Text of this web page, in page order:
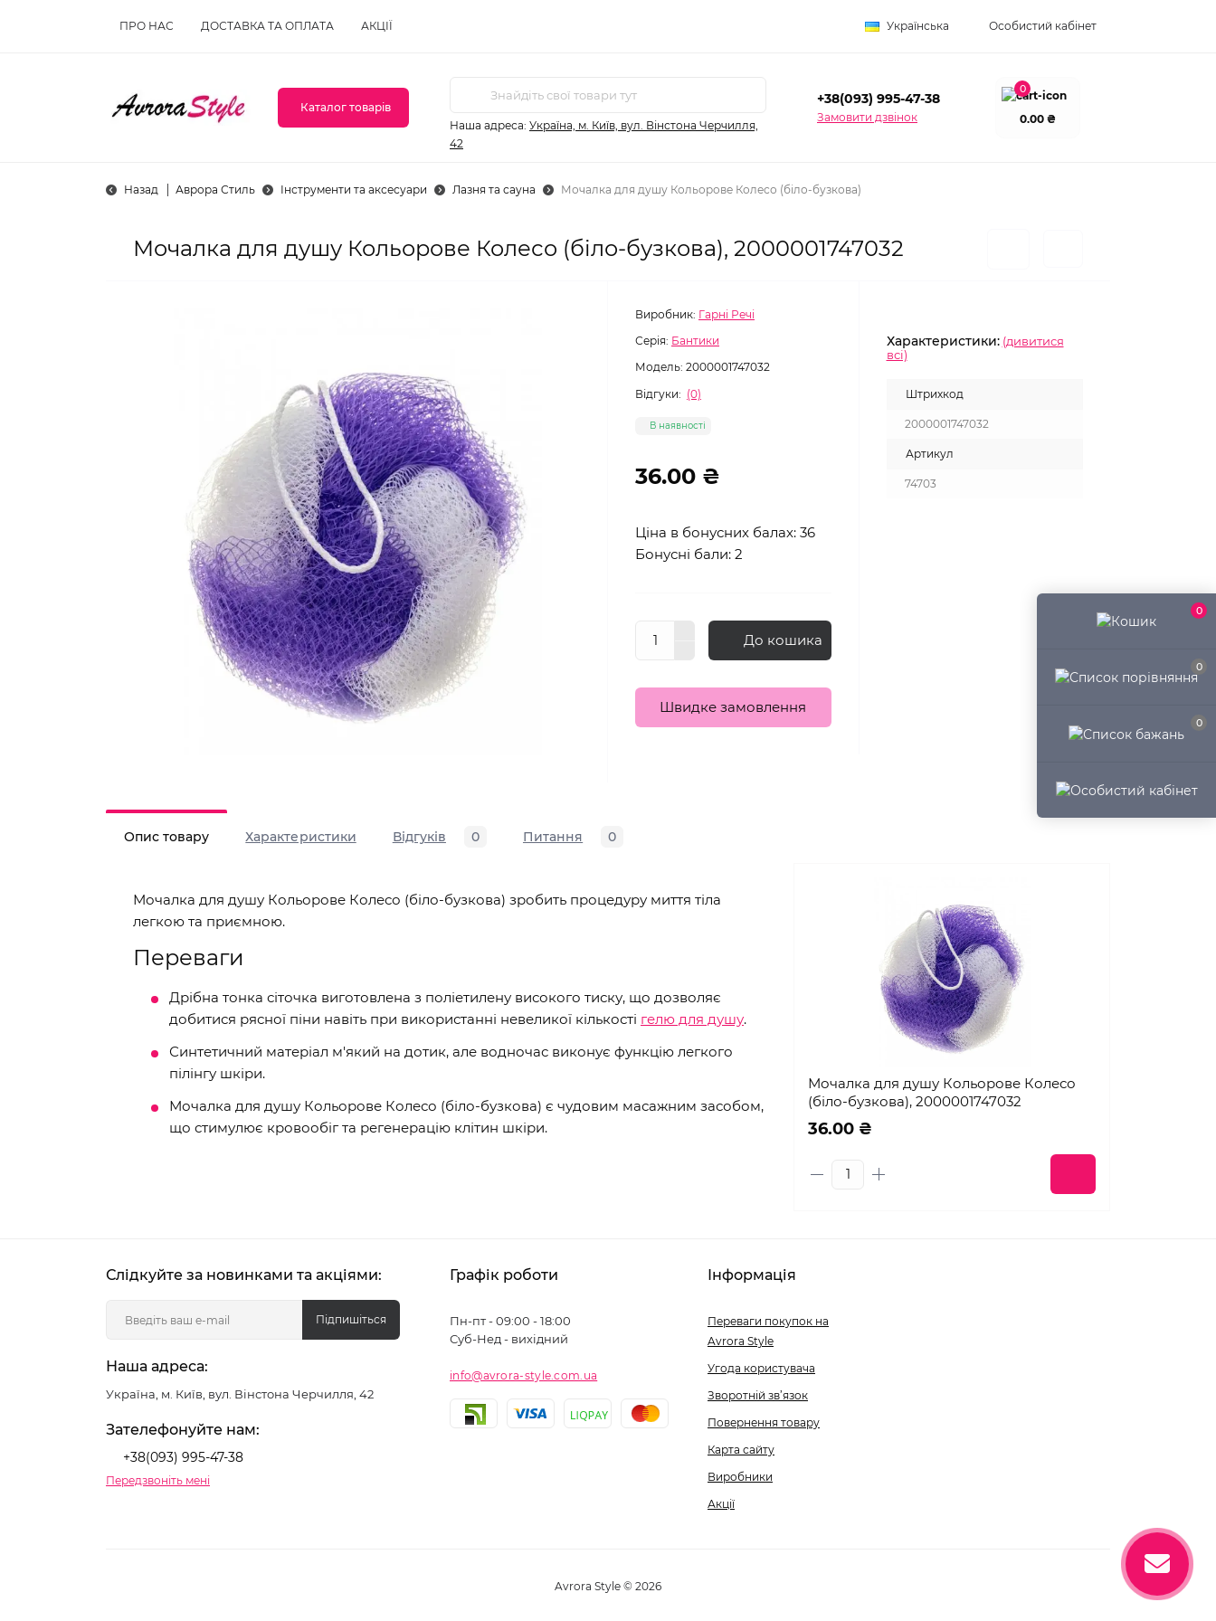
0
0
0
ПРО НАС ДОСТАВКА ТА ОПЛАТА АКЦІЇ Українська Особистий кабінет
Каталог товарів
Наша адреса: Україна, м. Київ, вул. Вінстона Черчилля,
42
+38(093) 995-47-38
Замовити дзвінок
0
0.00 ₴
Назад Аврора Стиль Інструменти та аксесуари Лазня та сауна Мочалка для душу Кольорове Колесо (біло-бузкова)
Мочалка для душу Кольорове Колесо (біло-бузкова), 2000001747032
Виробник: Гарні Речі
Серія: Бантики
Модель: 2000001747032
Відгуки: (0)
В наявності
36.00 ₴
Ціна в бонусних балах: 36
Бонусні бали: 2
До кошика
Швидке замовлення
Характеристики: (дивитися
всі)
Штрихкод
2000001747032
Артикул
74703
Опис товару Характеристики Відгуків 0 Питання 0
Мочалка для душу Кольорове Колесо (біло-бузкова) зробить процедуру миття тіла
легкою та приємною.
Переваги
Дрібна тонка сіточка виготовлена з поліетилену високого тиску, що дозволяє
добитися рясної піни навіть при використанні невеликої кількості гелю для душу.
Синтетичний матеріал м'який на дотик, але водночас виконує функцію легкого
пілінгу шкіри.
Мочалка для душу Кольорове Колесо (біло-бузкова) є чудовим масажним засобом,
що стимулює кровообіг та регенерацію клітин шкіри.
Мочалка для душу Кольорове Колесо
(біло-бузкова), 2000001747032
36.00 ₴
Слідкуйте за новинками та акціями:
Підпишіться
Наша адреса:
Україна, м. Київ, вул. Вінстона Черчилля, 42
Зателефонуйте нам:
+38(093) 995-47-38
Передзвоніть мені
Графік роботи
Пн-пт - 09:00 - 18:00
Суб-Нед - вихідний
info@avrora-style.com.ua
Інформація
Переваги покупок на
Avrora Style
Угода користувача
Зворотній зв’язок
Повернення товару
Карта сайту
Виробники
Акції
Avrora Style © 2026